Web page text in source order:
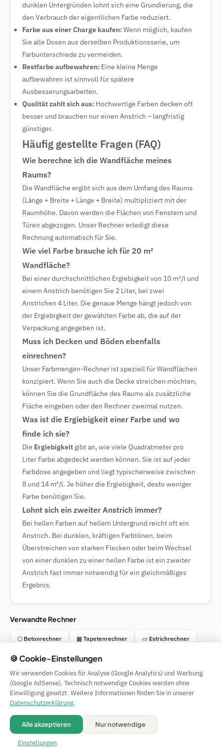
dunklen Untergründen lohnt sich eine Grundierung, die
den Verbrauch der eigentlichen Farbe reduziert.
Farbe aus einer Charge kaufen:Wenn möglich, kaufen
Sie alle Dosen aus derselben Produktionsserie, um
Farbunterschiede zu vermeiden.
Restfarbe aufbewahren: Eine kleine Menge
aufbewahren ist sinnvoll für spätere
Ausbesserungsarbeiten.
Qualität zahlt sich aus: Hochwertige Farben decken oft
besser und brauchen nur einen Anstrich – langfristig
günstiger.
Häufig gestellte Fragen (FAQ)
Wie berechne ich die Wandfläche meines
Raums?
Die Wandfläche ergibt sich aus dem Umfang des Raums
(Länge + Breite + Länge + Breite) multipliziert mit der
Raumhöhe. Davon werden die Flächen von Fenstern und
Türen abgezogen. Unser Rechner erledigt diese
Rechnung automatisch für Sie.
Wie viel Farbe brauche ich für 20 m²
Wandfläche?
Bei einer durchschnittlichen Ergiebigkeit von 10 m²/l und
einem Anstrich benötigen Sie 2 Liter, bei zwei
Anstrichen 4 Liter. Die genaue Menge hängt jedoch von
der Ergiebigkeit der gewählten Farbe ab, die auf der
Verpackung angegeben ist.
Muss ich Decken und Böden ebenfalls
einrechnen?
Unser Farbmengen-Rechner ist speziell für Wandflächen
konzipiert. Wenn Sie auch die Decke streichen möchten,
können Sie die Grundfläche des Raums als zusätzliche
Fläche eingeben oder den Rechner zweimal nutzen.
Was ist die Ergiebigkeit einer Farbe und wo
finde ich sie?
Die Ergiebigkeit gibt an, wie viele Quadratmeter pro
Liter Farbe abgedeckt werden können. Sie ist auf jeder
Farbdose angegeben und liegt typischerweise zwischen
8 und 14 m²/l. Je höher die Ergiebigkeit, desto weniger
Farbe benötigen Sie.
Lohnt sich ein zweiter Anstrich immer?
Bei hellen Farben auf hellem Untergrund reicht oft ein
Anstrich. Bei dunklen, kräftigen Farbtönen, beim
Überstreichen von starken Flecken oder beim Wechsel
von einer dunklen zu einer hellen Farbe ist ein zweiter
Anstrich fast immer notwendig für ein gleichmäßiges
Ergebnis.
Verwandte Rechner
⬡ Betonrechner ▦ Tapetenrechner ▭ Estrichrechner
◯ Pool-Chemie-Rechner
Impressum
| Privacy | Terms |
🍪 Cookies
Alle Angaben ohne Gewähr. © 2026 CAESS GmbH
🍪 Cookie-Einstellungen
Wir verwenden Cookies für Analyse (Google Analytics) und Werbung
(Google AdSense). Technisch notwendige Cookies werden ohne
Einwilligung gesetzt. Weitere Informationen finden Sie in unserer
Datenschutzerklärung.
Alle akzeptieren Nur notwendige
Einstellungen